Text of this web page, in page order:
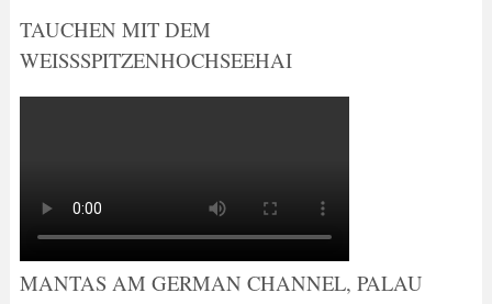
TAUCHEN MIT DEM
WEISSSPITZENHOCHSEEHAI
MANTAS AM GERMAN CHANNEL, PALAU